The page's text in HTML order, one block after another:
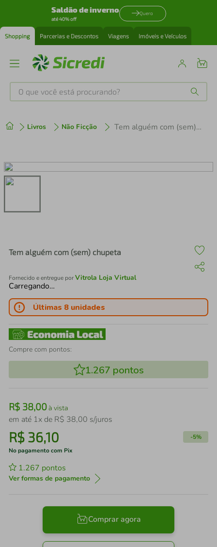
Saldão de inverno
até 40% off
Quero
Shopping Parcerias e Descontos Viagens Imóveis e Veículos
O que você está procurando?
Livros Não Ficção Tem alguém com (sem) chupeta
Tem alguém com (sem) chupeta
Fornecido e entregue porVitrola Loja Virtual
Carregando…
Últimas 8 unidades
Compre com pontos:
1.267 pontos
R$ 38,00à vista
em até 1x de R$ 38,00 s/juros
R$ 36,10 -5%
No pagamento com Pix
1.267 pontos
Ver formas de pagamento
Comprar agora
2º cafeteira